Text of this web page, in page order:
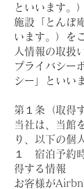
といいます。
施設「とんぼ
います。）を
人情報の取扱
プライバシー
シー」といい
第１条（取得
当社は、当館
り、以下の個
１ 宿泊予約
得する情報
お客様が